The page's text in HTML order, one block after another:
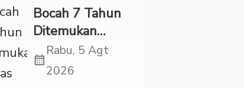
Bocah 7 Tahun
Ditemukan
Tewas dalam
Sumur di Tapsel,
calendar_month
Rabu, 5 Agt
2026